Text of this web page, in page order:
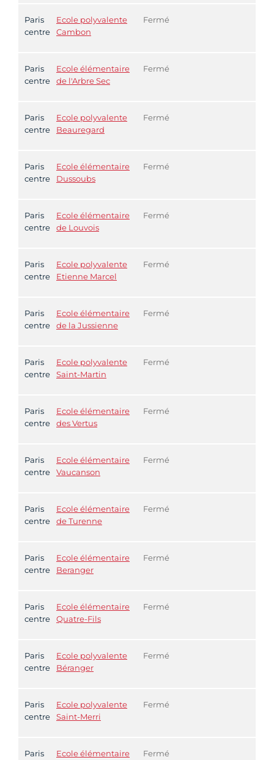
Paris
centre
Ecole polyvalente
Cambon
Fermé
Paris
centre
Ecole élémentaire
de l'Arbre Sec
Fermé
Paris
centre
Ecole polyvalente
Beauregard
Fermé
Paris
centre
Ecole élémentaire
Dussoubs
Fermé
Paris
centre
Ecole élémentaire
de Louvois
Fermé
Paris
centre
Ecole polyvalente
Etienne Marcel
Fermé
Paris
centre
Ecole élémentaire
de la Jussienne
Fermé
Paris
centre
Ecole polyvalente
Saint-Martin
Fermé
Paris
centre
Ecole élémentaire
des Vertus
Fermé
Paris
centre
Ecole élémentaire
Vaucanson
Fermé
Paris
centre
Ecole élémentaire
de Turenne
Fermé
Paris
centre
Ecole élémentaire
Beranger
Fermé
Paris
centre
Ecole élémentaire
Quatre-Fils
Fermé
Paris
centre
Ecole polyvalente
Béranger
Fermé
Paris
centre
Ecole polyvalente
Saint-Merri
Fermé
Paris
Ecole élémentaire
Fermé